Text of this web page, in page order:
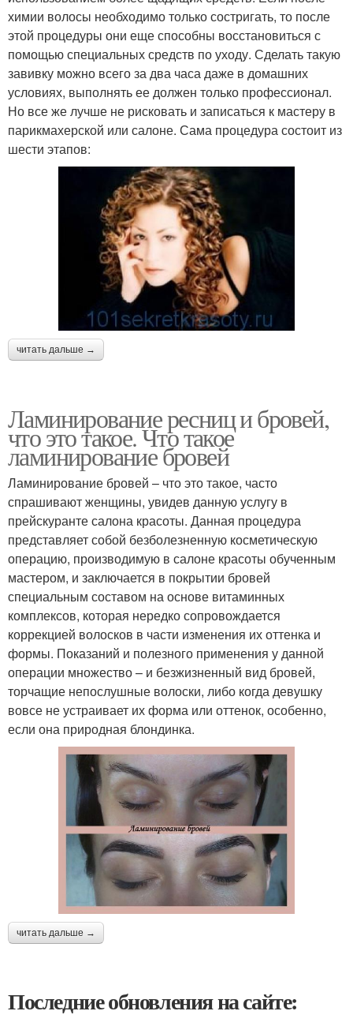
химии волосы необходимо только состригать, то после
этой процедуры они еще способны восстановиться с
помощью специальных средств по уходу. Сделать такую
завивку можно всего за два часа даже в домашних
условиях, выполнять ее должен только профессионал.
Но все же лучше не рисковать и записаться к мастеру в
парикмахерской или салоне. Сама процедура состоит из
шести этапов:
читать дальше →
Ламинирование ресниц и бровей,
что это такое. Что такое
ламинирование бровей
Ламинирование бровей – что это такое, часто
спрашивают женщины, увидев данную услугу в
прейскуранте салона красоты. Данная процедура
представляет собой безболезненную косметическую
операцию, производимую в салоне красоты обученным
мастером, и заключается в покрытии бровей
специальным составом на основе витаминных
комплексов, которая нередко сопровождается
коррекцией волосков в части изменения их оттенка и
формы. Показаний и полезного применения у данной
операции множество – и безжизненный вид бровей,
торчащие непослушные волоски, либо когда девушку
вовсе не устраивает их форма или оттенок, особенно,
если она природная блондинка.
читать дальше →
Последние обновления на сайте: